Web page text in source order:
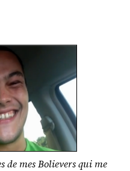
de mes Bolievers qui me